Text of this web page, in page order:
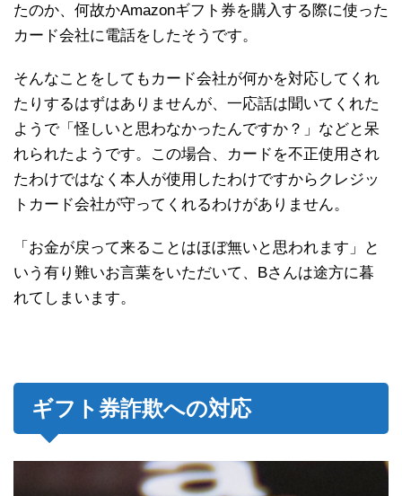
たのか、何故かAmazonギフト券を購入する際に使った
カード会社に電話をしたそうです。
そんなことをしてもカード会社が何かを対応してくれ
たりするはずはありませんが、一応話は聞いてくれた
ようで「怪しいと思わなかったんですか？」などと呆
れられたようです。この場合、カードを不正使用され
たわけではなく本人が使用したわけですからクレジッ
トカード会社が守ってくれるわけがありません。
「お金が戻って来ることはほぼ無いと思われます」と
いう有り難いお言葉をいただいて、Bさんは途方に暮
れてしまいます。
ギフト券詐欺への対応